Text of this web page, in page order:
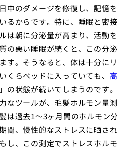
中のダメージを修復し、記憶
るからです。特に、睡眠と密
は朝に分泌量が高まり、活動
の悪い睡眠が続くと、この分
す。そうなると、体は十分に
くらベッドに入っていても、
の状態が続いてしまうのです
なツールが、毛髪ホルモン量
は過去1〜3ヶ月間のホルモン
間、慢性的なストレスに晒さ
し、この測定でストレスホル